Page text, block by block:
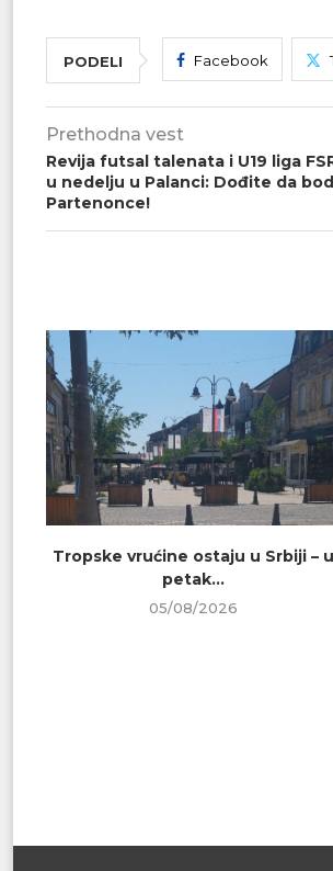
PODELI Facebook
Prethodna vest
Revija futsal talenata i U19 liga
u nedelju u Palanci: Dođite da
Partenonce!
Tropske vrućine ostaju u Srbiji – u
petak...
05/08/2026